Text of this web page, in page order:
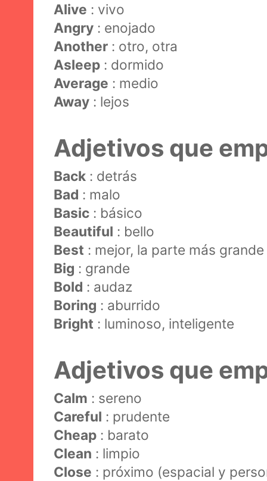
Alive : vivo
Angry : enojado
Another : otro, otra
Asleep : dormido
Average : medio
Away : lejos
Adjetivos que
Back : detrás
Bad : malo
Basic : básico
Beautiful : bello
Best : mejor, la parte más grande
Big : grande
Bold : audaz
Boring : aburrido
Bright : luminoso, inteligente
Adjetivos que
Calm : sereno
Careful : prudente
Cheap : barato
Clean : limpio
Close : próximo (espacial y